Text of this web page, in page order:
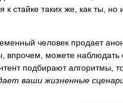
стайке таких же, как ты,
человек продает
впрочем, можете
подбирают алгоритмы,
ваши жизненные